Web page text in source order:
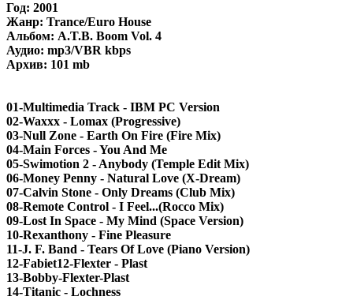
Год: 2001
Жанр: Trance/Euro House
Альбом: A.T.B. Boom Vol. 4
Аудио: mp3/VBR kbps
Архив: 101 mb
01-Multimedia Track - IBM PC Version
02-Waxxx - Lomax (Progressive)
03-Null Zone - Earth On Fire (Fire Mix)
04-Main Forces - You And Me
05-Swimotion 2 - Anybody (Temple Edit Mix)
06-Money Penny - Natural Love (X-Dream)
07-Calvin Stone - Only Dreams (Club Mix)
08-Remote Control - I Feel...(Rocco Mix)
09-Lost In Space - My Mind (Space Version)
10-Rexanthony - Fine Pleasure
11-J. F. Band - Tears Of Love (Piano Version)
12-Fabiet12-Flexter - Plast
13-Bobby-Flexter-Plast
14-Titanic - Lochness